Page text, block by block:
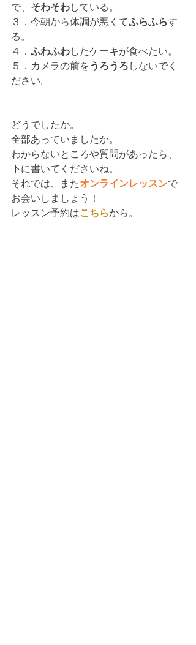
で、 そわそわしている。
３．今朝から体調が悪くてふらふらす
る。
４． ふわふわしたケーキが食べたい。
５．カメラの前をうろうろ しないでく
ださい。
どうでしたか。
全部あっていましたか。
わからないところや質問があったら、
下に書いてくださいね。
それでは、またオンラインレッスンで
お会いしましょう！
レッスン予約はこちらから。